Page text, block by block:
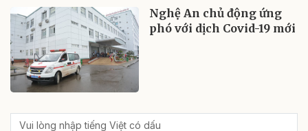
Nghệ An chủ động ứng
phó với dịch Covid-19 mới